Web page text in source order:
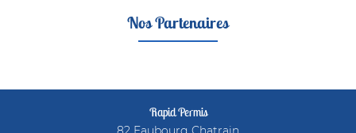
Nos Partenaires
Rapid Permis